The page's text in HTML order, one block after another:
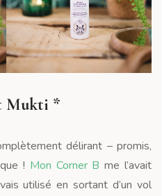
Mukti *
délirant – promis,
! Mon Corner B me l’avait
utilisé en sortant d’un vol